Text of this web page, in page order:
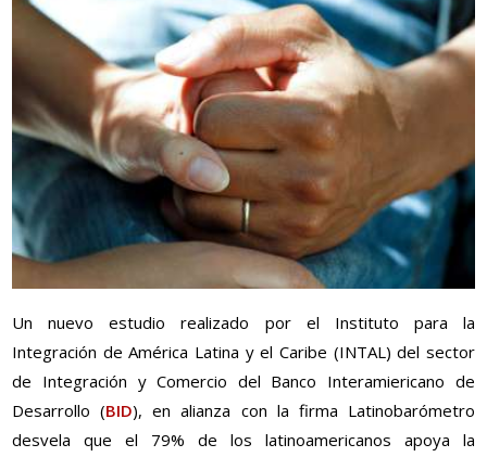
Un nuevo estudio realizado por el Instituto para la
Integración de América Latina y el Caribe (INTAL) del sector
de Integración y Comercio del Banco Interamiericano de
Desarrollo (BID), en alianza con la firma Latinobarómetro
desvela que el 79% de los latinoamericanos apoya la